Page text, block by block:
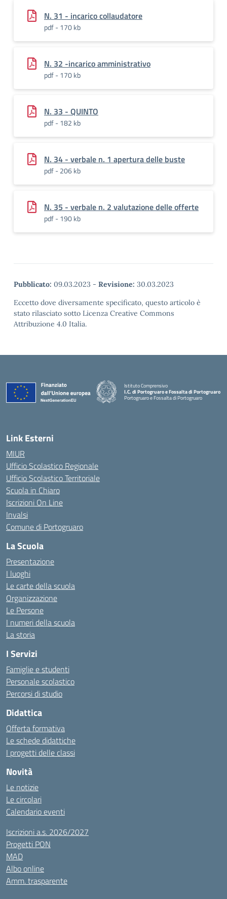
N. 31 - incarico collaudatore
pdf - 170 kb
N. 32 -incarico amministrativo
pdf - 170 kb
N. 33 - QUINTO
pdf - 182 kb
N. 34 - verbale n. 1 apertura delle buste
pdf - 206 kb
N. 35 - verbale n. 2 valutazione delle offerte
pdf - 190 kb
Pubblicato: 09.03.2023 - Revisione: 30.03.2023
Eccetto dove diversamente specificato, questo articolo è
stato rilasciato sotto Licenza Creative Commons
Attribuzione 4.0 Italia.
Istituto Comprensivo
I.C. di Portogruaro e Fossalta di Portogruaro
Portogruaro e Fossalta di Portogruaro
— Visita la pagina iniziale della scuola
Link Esterni
MIUR
Ufficio Scolastico Regionale
Ufficio Scolastico Territoriale
Scuola in Chiaro
Iscrizioni On Line
Invalsi
Comune di Portogruaro
La Scuola
Presentazione
I luoghi
Le carte della scuola
Organizzazione
Le Persone
I numeri della scuola
La storia
I Servizi
Famiglie e studenti
Personale scolastico
Percorsi di studio
Didattica
Offerta formativa
Le schede didattiche
I progetti delle classi
Novità
Le notizie
Le circolari
Calendario eventi
Iscrizioni a.s. 2026/2027
Progetti PON
MAD
Albo online
Amm. trasparente